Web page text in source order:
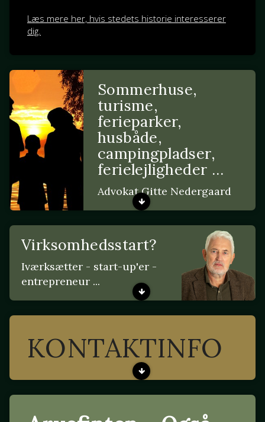
Læs mere her, hvis stedets historie interesserer
dig.
Sommerhuse,
turisme,
ferieparker,
husbåde,
campingpladser,
ferielejligheder …
Advokat Gitte Nedergaard
Virksomhedsstart?
Iværksætter - start-up'er -
entrepreneur ...
KONTAKTINFO